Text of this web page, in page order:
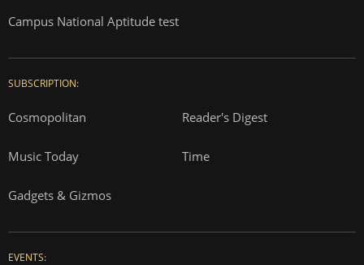
Campus National Aptitude test
SUBSCRIPTION:
Cosmopolitan Reader's Digest
Music Today Time
Gadgets & Gizmos
EVENTS: